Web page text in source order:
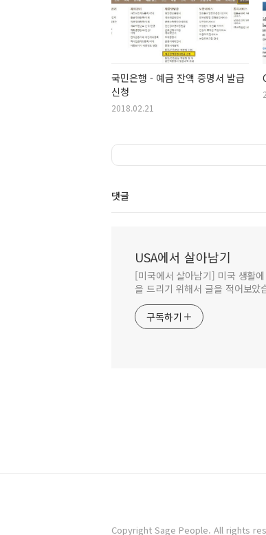
국민은행 - 예금 잔액 증명서 발급
신청
2018.02.21
댓글
USA에서 살아남기
[미국에서 살아남기] 미국 생활
을 드리기 위해서 글을 적어보았
구독하기
Copyright Sage People. All rights